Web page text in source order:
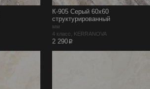
К-905 Серый 60х60
структурированный
мм
4 класс, KERRANOVA
2 290p